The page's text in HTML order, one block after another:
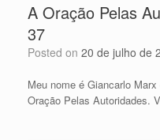
A Oração Pelas
37
Posted on 20 de julho de
Meu nome é Giancarlo
Oração Pelas Autoridades.